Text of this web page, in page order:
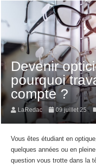
Devenir
pourquoi
compte ?
LaRedac 09 juillet 25
Vous êtes étudiant en
quelques années ou en
question vous trotte dans la